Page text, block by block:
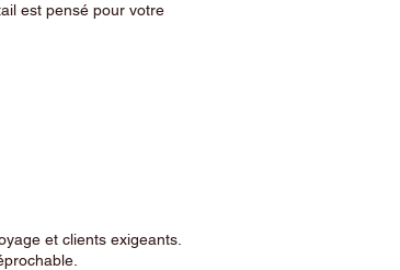
est pensé pour votre
et clients exigeants.